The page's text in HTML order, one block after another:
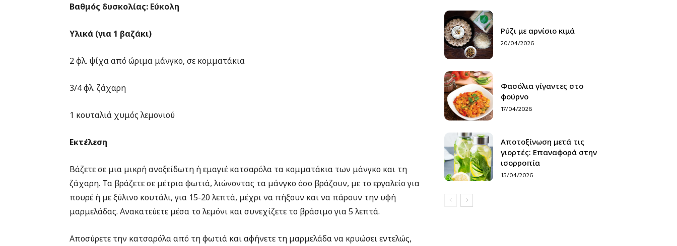
Βαθμός δυσκολίας: Εύκολη
Υλικά (για 1 βαζάκι)
2 φλ. ψίχα από ώριμα μάνγκο, σε κομματάκια
3/4 φλ. ζάχαρη
1 κουταλιά χυμός λεμονιού
Εκτέλεση
Βάζετε σε μια μικρή ανοξείδωτη ή εμαγιέ κατσαρόλα τα κομματάκια των μάνγκο και τη
ζάχαρη. Τα βράζετε σε μέτρια φωτιά, λιώνοντας τα μάνγκο όσο βράζουν, με το εργαλείο για
πουρέ ή με ξύλινο κουτάλι, για 15-20 λεπτά, μέχρι να πήξουν και να πάρουν την υφή
μαρμελάδας. Ανακατεύετε μέσα το λεμόνι και συνεχίζετε το βράσιμο για 5 λεπτά.
Αποσύρετε την κατσαρόλα από τη φωτιά και αφήνετε τη μαρμελάδα να κρυώσει εντελώς,
Ρύζι με αρνίσιο κιμά
20/04/2026
Φασόλια γίγαντες στο
φούρνο
17/04/2026
Αποτοξίνωση μετά τις
γιορτές: Επαναφορά στην
ισορροπία
15/04/2026